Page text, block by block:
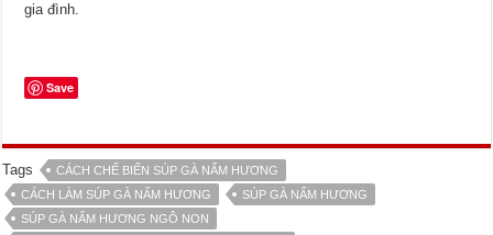
gia đình.
Save
Tags
CÁCH CHẾ BIẾN SÚP GÀ NẤM HƯƠNG
CÁCH LÀM SÚP GÀ NẤM HƯƠNG
SÚP GÀ NẤM HƯƠNG
SÚP GÀ NẤM HƯƠNG NGÔ NON